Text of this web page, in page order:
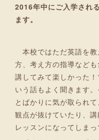
2016年中にご入学され
ます。
本校ではただ英語を教
方、考え方の指導など
講してみて楽しかった
いう話もよく聞きます
とばかりに気が取られ
観点が抜けていたり、
レッスンになってしまっ